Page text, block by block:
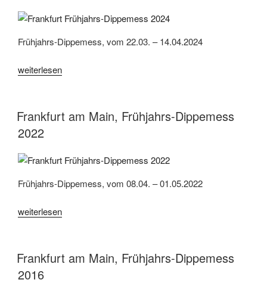
Frühjahrs-Dippemess, vom 22.03. – 14.04.2024
„Frankfurt
Frühjahrs-
2024“
weiterlesen
Frankfurt am Main, Frühjahrs-Dippemess
2022
Frühjahrs-Dippemess, vom 08.04. – 01.05.2022
„Frankfurt
Frühjahrs-
2022“
weiterlesen
Frankfurt am Main, Frühjahrs-Dippemess
2016